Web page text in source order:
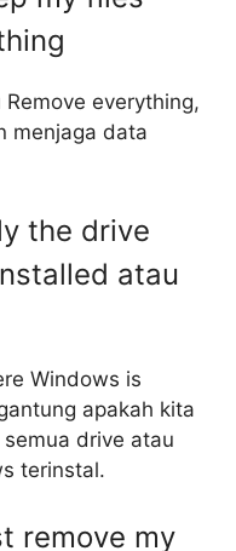
everything,
menjaga data
the drive
atau
Windows is
apakah kita
drive atau
terinstal.
remove my